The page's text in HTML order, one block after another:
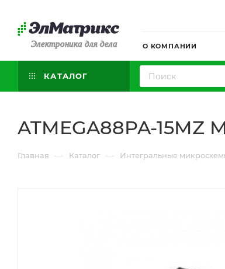
Электроника для дела О КОМПАНИИ
КАТАЛОГ
ATMEGA88PA-15MZ
Главная — Каталог — Интегральные